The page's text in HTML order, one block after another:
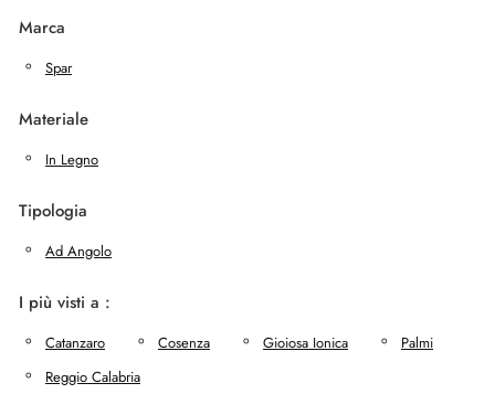
Marca
Spar
Materiale
In Legno
Tipologia
Ad Angolo
I più visti a :
Catanzaro Cosenza Gioiosa Ionica
Palmi
Reggio Calabria